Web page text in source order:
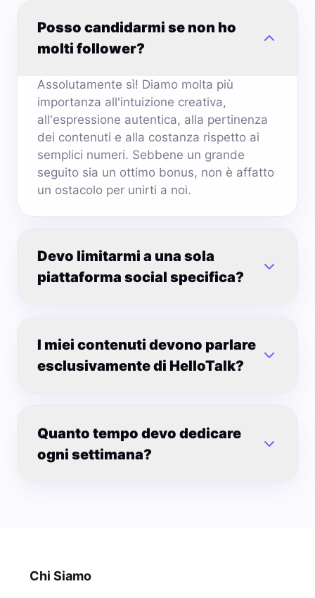
Posso candidarmi se non ho
molti follower?
Assolutamente sì! Diamo molta più
importanza all'intuizione creativa,
all'espressione autentica, alla pertinenza
dei contenuti e alla costanza rispetto ai
semplici numeri. Sebbene un grande
seguito sia un ottimo bonus, non è affatto
un ostacolo per unirti a noi.
Devo limitarmi a una sola
piattaforma social specifica?
I miei contenuti devono parlare
esclusivamente di HelloTalk?
Quanto tempo devo dedicare
ogni settimana?
Chi Siamo